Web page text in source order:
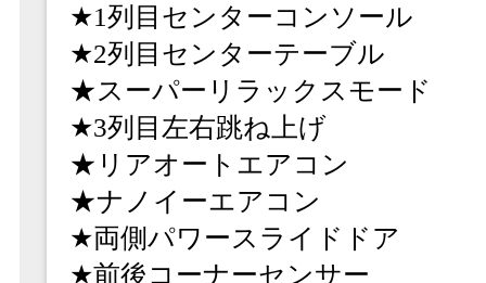
★1列目センターコンソール
★2列目センターテーブル
★スーパーリラックスモード
★3列目左右跳ね上げ
★リアオートエアコン
★ナノイーエアコン
★両側パワースライドドア
★前後コーナーセンサー